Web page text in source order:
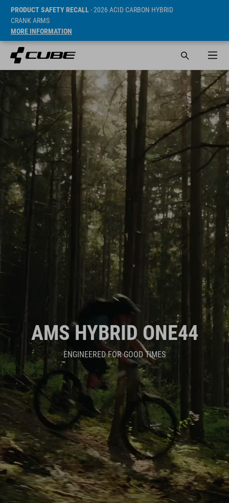
PRODUCT SAFETY RECALL- 2026 ACID CARBON HYBRID
CRANK ARMS
MORE INFORMATION
AMS HYBRID ONE44
ENGINEERED FOR GOOD TIMES